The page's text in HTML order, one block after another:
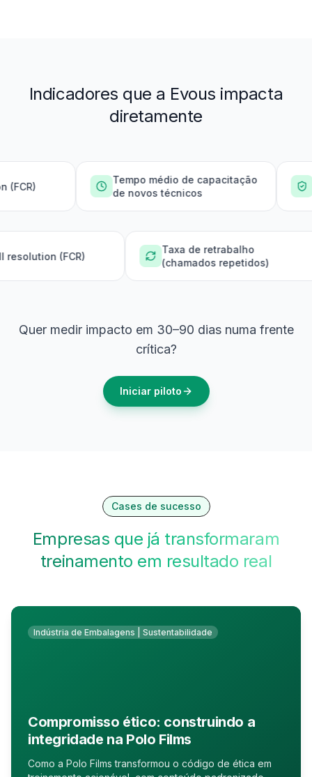
Indicadores que a Evous impacta
diretamente
Tempo médio de capacitação
de novos técnicos
Índice de
First-call resolution (FCR)
Taxa de
(chamados
Quer medir impacto em 30–90 dias numa frente
crítica?
Iniciar piloto
Cases de sucesso
Empresas que já transformaram
treinamento em resultado real
Indústria de Embalagens | Sustentabilidade
Compromisso ético: construindo a
integridade na Polo Films
Como a Polo Films transformou o código de ética em